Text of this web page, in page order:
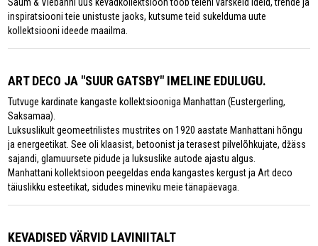
inspiratsiooni teie unistuste jaoks, kutsume teid sukelduma uute
kollektsiooni ideede maailma.
ART DECO JA "SUUR GATSBY" IMELINE EDULUGU.
Tutvuge kardinate kangaste kollektsiooniga Manhattan (Eustergerling,
Saksamaa).
Luksuslikult geomeetrilistes mustrites on 1920 aastate Manhattani hõngu
ja energeetikat. See oli klaasist, betoonist ja terasest pilvelõhkujate, džäss
sajandi, glamuursete pidude ja luksuslike autode ajastu algus.
Manhattani kollektsioon peegeldas enda kangastes kergust ja Art deco
täiuslikku esteetikat, sidudes mineviku meie tänapäevaga.
KEVADISED VÄRVID LAVINIITALT